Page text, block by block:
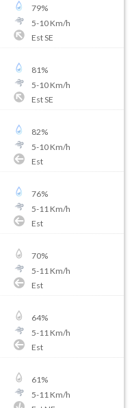
79%
5-10Km/h
Est SE
81%
5-10Km/h
Est SE
82%
5-10Km/h
Est
76%
5-11 Km/h
Est
70%
5-11 Km/h
Est
64%
5-11 Km/h
Est
61%
5-11 Km/h